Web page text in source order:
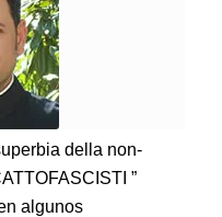
della non-
”
algunos